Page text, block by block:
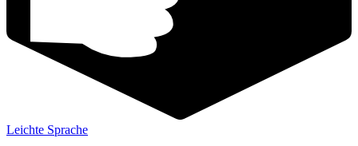
Leichte Sprache